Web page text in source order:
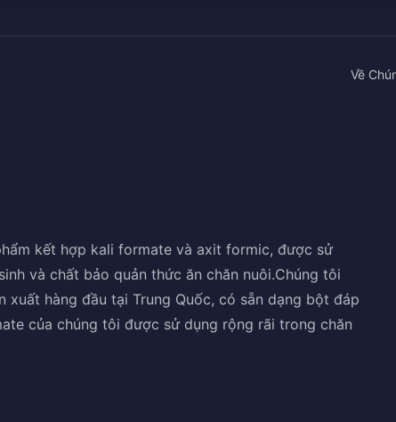
Về
kết hợp kali formate và axit formic, được sử
và chất bảo quản thức ăn chăn nuôi.Chúng tôi
hàng đầu tại Trung Quốc, có sẵn dạng bột đáp
của chúng tôi được sử dụng rộng rãi trong chăn